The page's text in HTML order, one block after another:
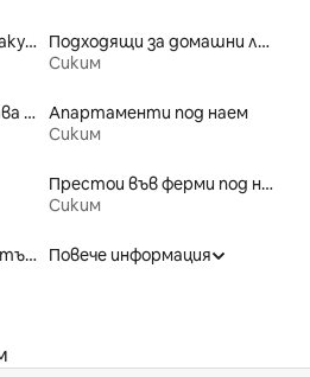
Жилища под наем със закуска
Подходящи за домашни любимци места под наем
Сиким
Подходящи за семейства места под наем
Апартаменти под наем
Сиким
Престои във ферми под наем
Сиким
Жилища под наем с достъп до езеро
Повече информация